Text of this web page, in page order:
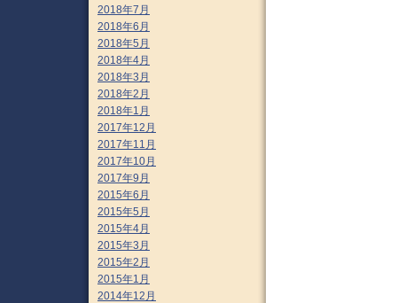
2018年7月
2018年6月
2018年5月
2018年4月
2018年3月
2018年2月
2018年1月
2017年12月
2017年11月
2017年10月
2017年9月
2015年6月
2015年5月
2015年4月
2015年3月
2015年2月
2015年1月
2014年12月